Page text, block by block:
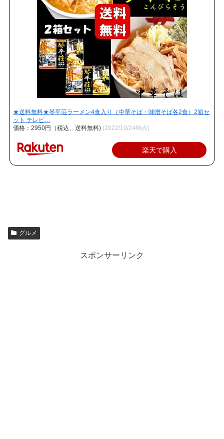
★送料無料★琴平荘ラーメン4食入り（中華そば・味噌そば各2食）2箱セ
ット テレビ…
価格：2950円（税込、送料無料) (2022/10/24時点)
楽天で購入
グルメ
スポンサーリンク